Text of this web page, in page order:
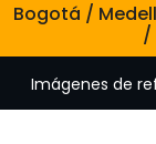
Bogotá /
/
Imágenes de